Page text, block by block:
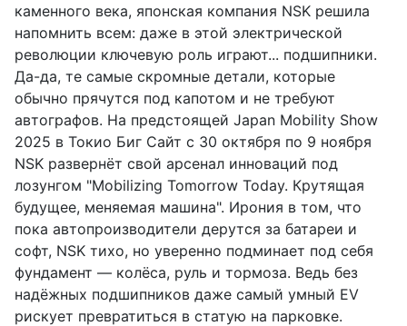
каменного века, японская компания NSK решила
напомнить всем: даже в этой электрической
революции ключевую роль играют... подшипники.
Да-да, те самые скромные детали, которые
обычно прячутся под капотом и не требуют
автографов. На предстоящей Japan Mobility Show
2025 в Токио Биг Сайт с 30 октября по 9 ноября
NSK развернёт свой арсенал инноваций под
лозунгом "Mobilizing Tomorrow Today. Крутящая
будущее, меняемая машина". Ирония в том, что
пока автопроизводители дерутся за батареи и
софт, NSK тихо, но уверенно подминает под себя
фундамент — колёса, руль и тормоза. Ведь без
надёжных подшипников даже самый умный EV
рискует превратиться в статую на парковке.